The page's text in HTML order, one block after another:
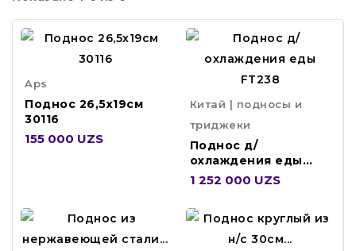
Aps
Поднос 26,5х19см
30116
155 000 UZS
Китай | подносы и
триджеки
Поднос д/
охлаждения еды
FT238
1 252 000 UZS